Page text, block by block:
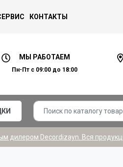
КОНТАКТЫ
МЫ РАБОТАЕМ
Пн-Пт с 09:00 до 18:00
дилером Decordizayn. Вся